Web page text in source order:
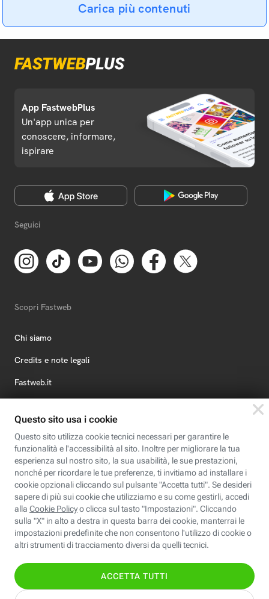
Carica più contenuti
App FastwebPlus
Un'app unica per
conoscere, informare,
ispirare
Seguici
Scopri Fastweb
Chi siamo
Credits e note legali
Fastweb.it
Fastweb Digital Academy
STEP FuturAbility District
Insieme, siamo futuro
© Fastweb SpA 2026 - P.IVA 12878470157
Informativa